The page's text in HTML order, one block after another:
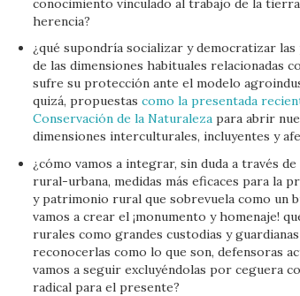
herencia?
¿qué supondría socializar y democratizar
de las dimensiones habituales relacionadas
sufre su protección ante el modelo
quizá, propuestas como la presentada
Conservación de la Naturaleza para abrir
dimensiones interculturales, incluyentes y
¿cómo vamos a integrar, sin duda a través
rural-urbana, medidas más eficaces para la
y patrimonio rural que sobrevuela como un
vamos a crear el ¡monumento y homenaje!
rurales como grandes custodias y
reconocerlas como lo que son, defensoras
vamos a seguir excluyéndolas por ceguera
radical para el presente?